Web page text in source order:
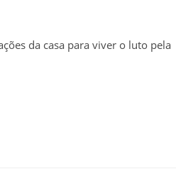
da casa para viver o luto pela